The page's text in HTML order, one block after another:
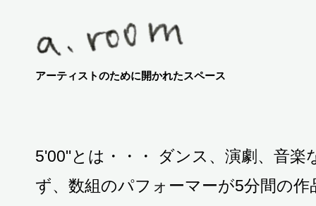
アーティストのために開かれたスペース
5'00"とは・・・ ダンス、演劇、音
ず、数組のパフォーマーが5分間の